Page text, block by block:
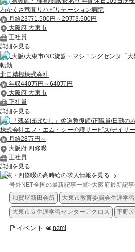
わかくさ竜間リハビリテーション病院
月給23万1,500円～29万3,500円
大阪府 大東市
正社員
詳細を見る
大阪/大東市/NC旋盤・マシニングセンタ「
転勤...
北口精機株式会社
年収440万円～640万円
大阪府 大東市
正社員
詳細を見る
「残業ほぼなし」柔道整復師/正職員/日勤の
株式会社エフ・エム・シー介護サービス/デイサ
月給28万円～
大阪府 四條畷
正社員
詳細を見る
大東・四條畷の高時給の求人情報を見る
号外NET全国の最新記事一覧>大阪府最新記
加賀屋新田会所
大東市教育委員会生涯学
大東市立生涯学習センターアクロス 平野
イベント nami